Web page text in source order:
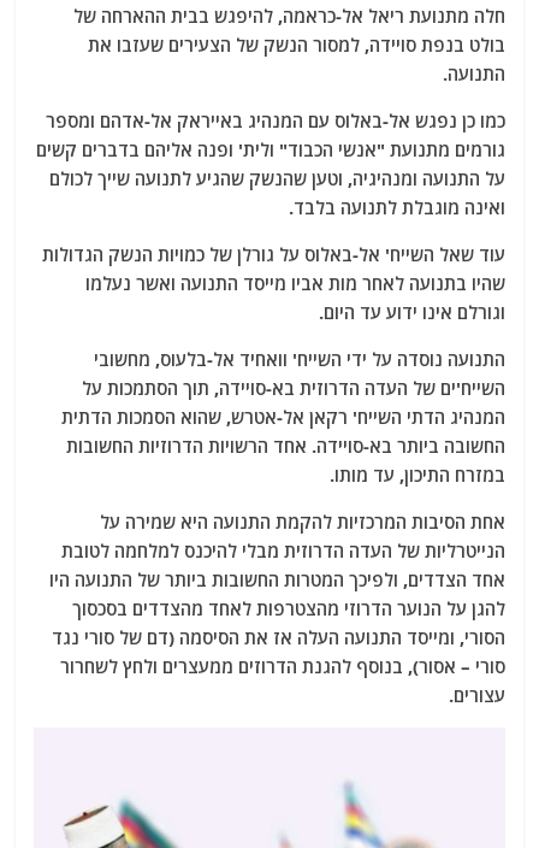
חלה מתנועת ריאל אל-כראמה, להיפגש בבית ההארחה של
בולט בנפת סויידה, למסור הנשק של הצעירים שעזבו את
התנועה.
כמו כן נפגש אל-באלוס עם המנהיג באייראק אל-אדהם ומספר
גורמים מתנועת "אנשי הכבוד" ולית' ופנה אליהם בדברים קשים
על התנועה ומנהיגיה, וטען שהנשק שהגיע לתנועה שייך לכולם
ואינה מוגבלת לתנועה בלבד.
עוד שאל השייח' אל-באלוס על גורלן של כמויות הנשק הגדולות
שהיו בתנועה לאחר מות אביו מייסד התנועה ואשר נעלמו
וגורלם אינו ידוע עד היום.
התנועה נוסדה על ידי השייח' וואחיד אל-בלעוס, מחשובי
השייח'ים של העדה הדרוזית בא-סויידה, תוך הסתמכות על
המנהיג הדתי השייח' רקאן אל-אטרש, שהוא הסמכות הדתית
החשובה ביותר בא-סויידה. אחד הרשויות הדרוזיות החשובות
במזרח התיכון, עד מותו.
אחת הסיבות המרכזיות להקמת התנועה היא שמירה על
הנייטרליות של העדה הדרוזית מבלי להיכנס למלחמה לטובת
אחד הצדדים, ולפיכך המטרות החשובות ביותר של התנועה היו
להגן על הנוער הדרוזי מהצטרפות לאחד מהצדדים בסכסוך
הסורי, ומייסד התנועה העלה אז את הסיסמה (דם של סורי נגד
סורי – אסור), בנוסף להגנת הדרוזים ממעצרים ולחץ לשחרור
עצורים.